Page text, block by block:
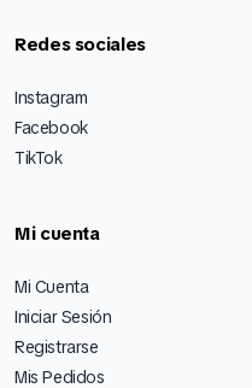
Redes sociales
Instagram
Facebook
TikTok
Mi cuenta
Mi Cuenta
Iniciar Sesión
Registrarse
Mis Pedidos